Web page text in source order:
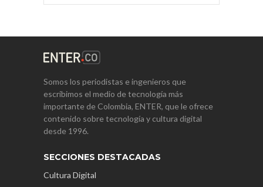
Somos los periodistas e ingenieros que
escribimos el medio de tecnología más
importante de Colombia, ENTER, que le ofrece
contenido sobre tecnología y cultura digital
desde 1996.
SECCIONES DESTACADAS
Cultura Digital